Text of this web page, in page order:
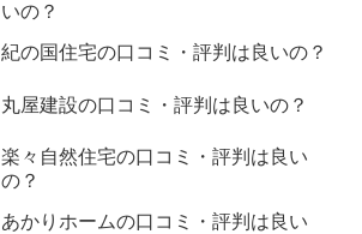
いの？
紀の国住宅の口コミ・評判は良いの？
丸屋建設の口コミ・評判は良いの？
楽々自然住宅の口コミ・評判は良い
の？
あかりホームの口コミ・評判は良い